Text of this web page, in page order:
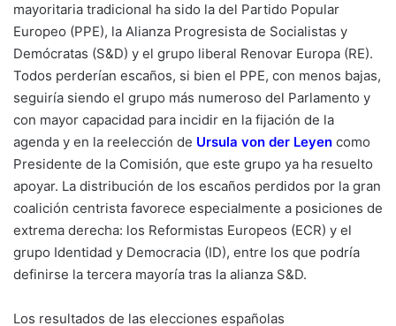
mayoritaria tradicional ha sido la del Partido Popular
Europeo (PPE), la Alianza Progresista de Socialistas y
Demócratas (S&D) y el grupo liberal Renovar Europa (RE).
Todos perderían escaños, si bien el PPE, con menos bajas,
seguiría siendo el grupo más numeroso del Parlamento y
con mayor capacidad para incidir en la fijación de la
agenda y en la reelección de Ursula von der Leyen como
Presidente de la Comisión, que este grupo ya ha resuelto
apoyar. La distribución de los escaños perdidos por la gran
coalición centrista favorece especialmente a posiciones de
extrema derecha: los Reformistas Europeos (ECR) y el
grupo Identidad y Democracia (ID), entre los que podría
definirse la tercera mayoría tras la alianza S&D.
Los resultados de las elecciones españolas